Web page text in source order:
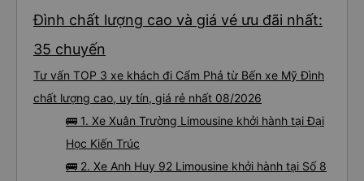
Đình chất lượng cao và giá vé ưu đãi nhất:
35 chuyến
Tư vấn TOP 3 xe khách đi Cẩm Phả từ Bến xe Mỹ Đình
chất lượng cao, uy tín, giá rẻ nhất 08/2026
🚌 1. Xe Xuân Trường Limousine khởi hành tại Đại
Học Kiến Trúc
🚌 2. Xe Anh Huy 92 Limousine khởi hành tại Số 8